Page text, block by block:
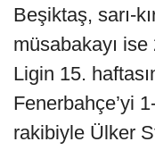
Beşiktaş, sarı-
müsabakayı ise
Ligin 15.
Fenerbahçe’yi
rakibiyle Ülker